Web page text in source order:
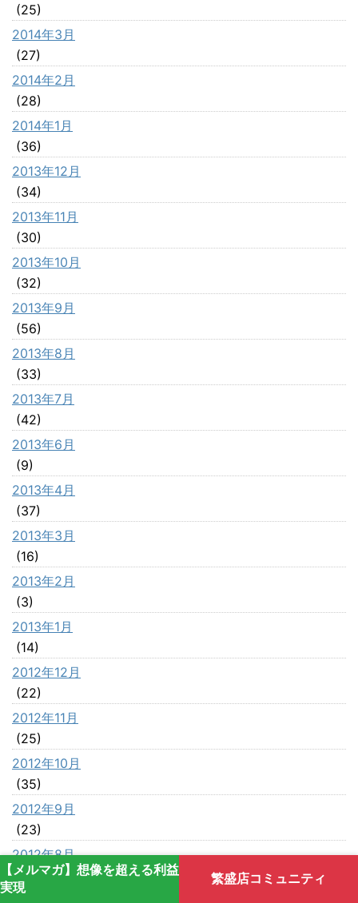
【メルマガ】想像を超える利益
実現
繁盛店コミュニティ
(25)
2014年3月
(27)
2014年2月
(28)
2014年1月
(36)
2013年12月
(34)
2013年11月
(30)
2013年10月
(32)
2013年9月
(56)
2013年8月
(33)
2013年7月
(42)
2013年6月
(9)
2013年4月
(37)
2013年3月
(16)
2013年2月
(3)
2013年1月
(14)
2012年12月
(22)
2012年11月
(25)
2012年10月
(35)
2012年9月
(23)
2012年8月
(42)